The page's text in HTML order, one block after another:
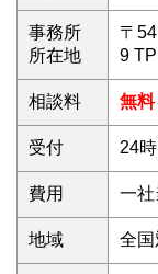
事務所
所在地
〒
9
相談料 無料
受付 24
費用 一社
地域 全